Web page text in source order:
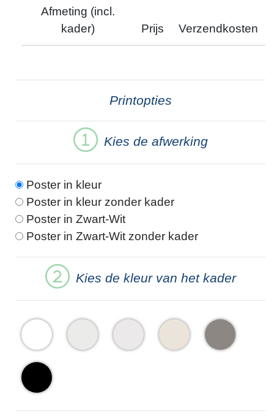
Afmeting (incl.
kader)
Prijs Verzendkosten
Printopties
Kies de afwerking
Poster in kleur
Poster in kleur zonder kader
Poster in Zwart-Wit
Poster in Zwart-Wit zonder kader
Kies de kleur van het kader